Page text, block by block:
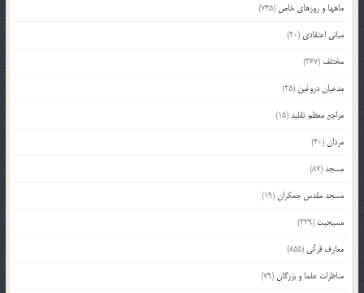
ماهها و روزهای خاص (745)
مبانی اعتقادی (20)
مختلف (367)
مدعیان دروغین (25)
مراجع معظم تقلید(15)
مردان(40)
مسجد(87)
مسجد مقدس جمکران(19)
مسیحیت (229)
معارف قرآنی (855)
مناظرات علما و بزرگان(79)